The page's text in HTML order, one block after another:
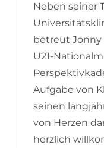
Neben seiner
betreut Jonny
U21-
Aufgabe von
seinen
von Herzen
herzlich